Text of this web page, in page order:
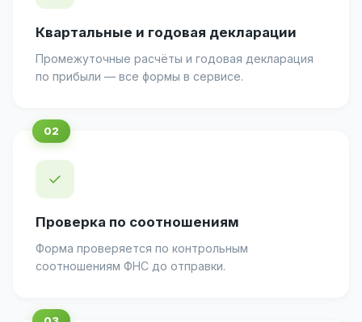
Квартальные и годовая декларации
Промежуточные расчёты и годовая декларация
по прибыли — все формы в сервисе.
✓
Проверка по соотношениям
Форма проверяется по контрольным
соотношениям ФНС до отправки.